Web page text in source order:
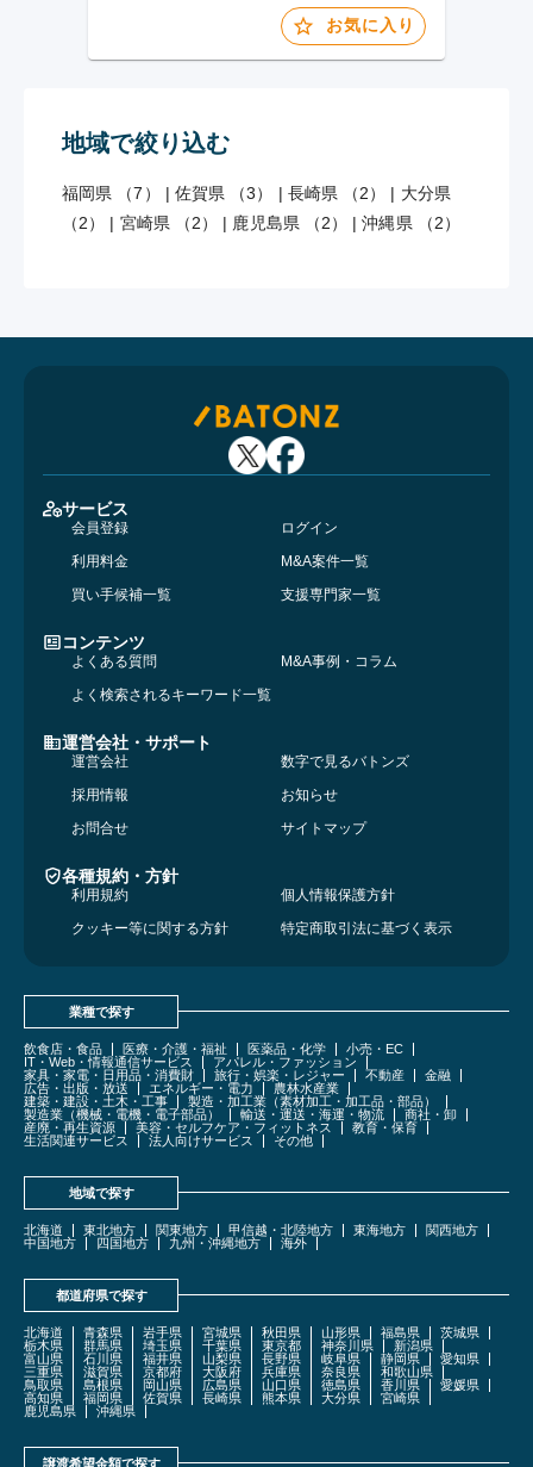
お気に入り
地域で絞り込む
福岡県 （7） | 佐賀県 （3） | 長崎県 （2） | 大分県
（2）
| 宮崎県 （2） | 鹿児島県 （2） |沖縄県 （2）
サービス
会員登録
ログイン
利用料金
M&A案件一覧
買い手候補一覧
支援専門家一覧
コンテンツ
よくある質問
M&A事例・コラム
よく検索されるキーワード一覧
運営会社・サポート
運営会社
数字で見るバトンズ
採用情報
お知らせ
お問合せ
サイトマップ
各種規約・方針
利用規約
個人情報保護方針
クッキー等に関する方針
特定商取引法に基づく表示
業種で探す
飲食店・食品 医療・介護・福祉 医薬品・化学
小売・EC
IT・Web・情報通信サービス
アパレル・ファッション
家具・家電・日用品・消費財
旅行・娯楽・レジャー 不動産
金融
広告・出版・放送
エネルギー・電力
農林水産業
建築・建設・土木・工事
製造・加工業（素材加工・加工品・部品）
製造業（機械・電機・電子部品）
輸送・運送・海運・物流
商社・卸
産廃・再生資源
美容・セルフケア・フィットネス
教育・保育
生活関連サービス
法人向けサービス その他
地域で探す
北海道 東北地方 関東地方 甲信越・北陸地方 東海地方
関西地方
中国地方
四国地方 九州・沖縄地方 海外
都道府県で探す
北海道 青森県 岩手県 宮城県 秋田県 山形県 福島県
茨城県
栃木県
群馬県 埼玉県 千葉県 東京都 神奈川県
新潟県
富山県
石川県 福井県 山梨県 長野県 岐阜県 静岡県
愛知県
三重県
滋賀県 京都府 大阪府 兵庫県 奈良県
和歌山県
鳥取県
島根県 岡山県 広島県 山口県 徳島県 香川県
愛媛県
高知県
福岡県 佐賀県 長崎県 熊本県 大分県
宮崎県
鹿児島県
沖縄県
譲渡希望金額で探す